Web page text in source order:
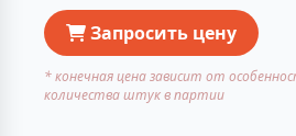
Запросить цену
* конечная цена зависит от
количества штук в партии